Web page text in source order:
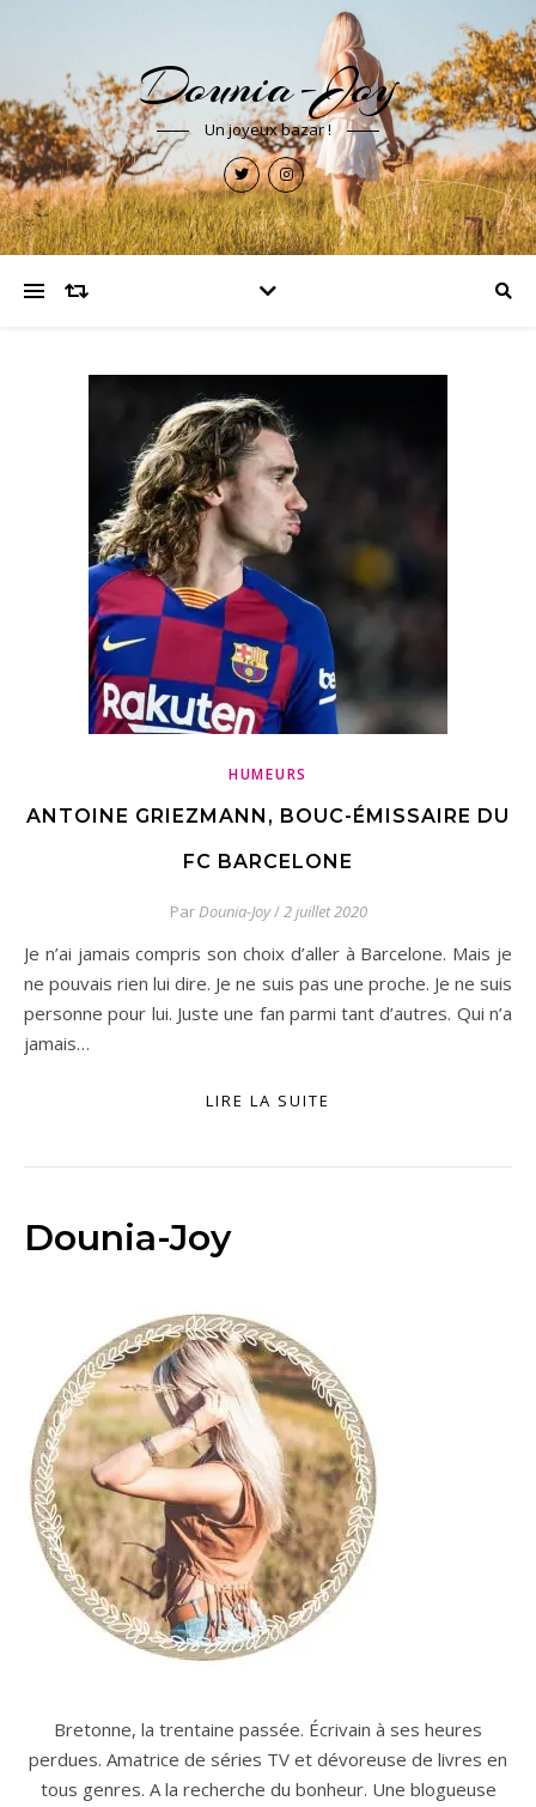
Dounia-Joy
Un joyeux bazar !
HUMEURS
ANTOINE GRIEZMANN, BOUC-ÉMISSAIRE DU
FC BARCELONE
ParDounia-Joy/2 juillet 2020
Je n’ai jamais compris son choix d’aller à Barcelone. Mais je
ne pouvais rien lui dire. Je ne suis pas une proche. Je ne suis
personne pour lui. Juste une fan parmi tant d’autres. Qui n’a
jamais…
LIRE LA SUITE
Dounia-Joy
Bretonne, la trentaine passée. Écrivain à ses heures
perdues. Amatrice de séries TV et dévoreuse de livres en
tous genres. A la recherche du bonheur. Une blogueuse